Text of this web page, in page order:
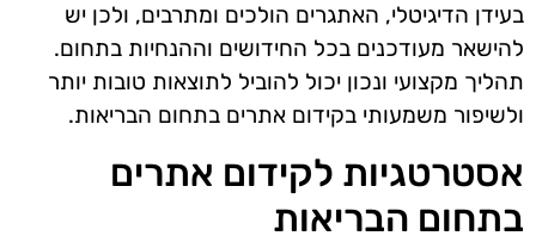
בעידן הדיגיטלי, האתגרים הולכים ומתרבים, ולכן יש
להישאר מעודכנים בכל החידושים וההנחיות בתחום.
תהליך מקצועי ונכון יכול להוביל לתוצאות טובות יותר
ולשיפור משמעותי בקידום אתרים בתחום הבריאות.
אסטרטגיות לקידום אתרים
בתחום הבריאות